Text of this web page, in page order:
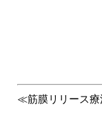
≪筋膜リリース